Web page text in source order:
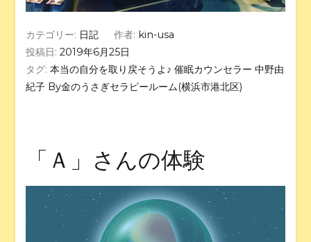
カテゴリー: 日記 作者: kin-usa
投稿日:2019年6月25日
タグ:本当の自分を取り戻そうよ♪ 催眠カウンセラー 中野由
紀子 By金のうさぎセラピールーム(横浜市港北区)
「Ａ」さんの体験